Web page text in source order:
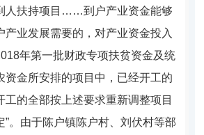
人扶持项目……到户产业资金能够
产业发展需要的，对产业资金投入
年第一批财政专项扶贫资金及统
资金所安排的项目中，已经开工的
工的全部按上述要求重新调整项目
”。由于陈户镇陈户村、刘伏村等部